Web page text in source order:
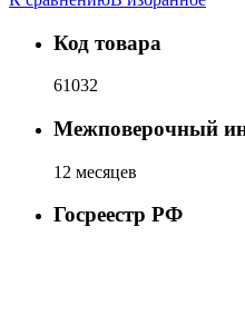
Код товара
61032
Межповерочный
12 месяцев
Госреестр РФ